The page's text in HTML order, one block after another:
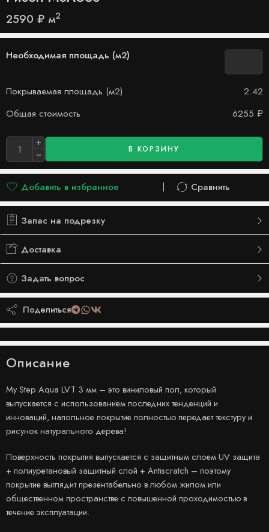
2590 ₽ м2
Необходимая площадь (м2)
Покрываемая площадь (м2)
2.42
Общая стоимость
6255 ₽
В КОРЗИНУ
Добавить в избранное
Добавлено в список желаний
Сравнить
Сравнить
Запас на подрезку
Доставка
Задать вопрос
Поделиться
Описание
My Step Aqua LVT 3 мм – это виниловый пол, который
выпускается с использованием последних тенденций и
инноваций, напольное покрытие полностью передает текстуру и
рисунок натурального дерева!
Поверхность покрытия выпускается с защитным слоем UV защита
+ полиуретановый защитный слой + Antiscratch – поэтому
покрытие выглядит презентабельно в любом жилом или
общественном пространстве с повышенной проходимостью в
течение эксплуатации.